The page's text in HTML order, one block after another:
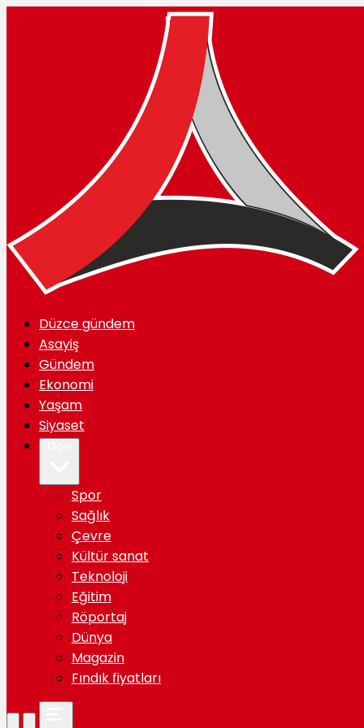
Düzce gündem
Asayiş
Gündem
Ekonomi
Yaşam
Siyaset
Spor
Sağlık
Çevre
Kültür sanat
Teknoloji
Eğitim
Röportaj
Dünya
Magazin
Fındık fiyatları